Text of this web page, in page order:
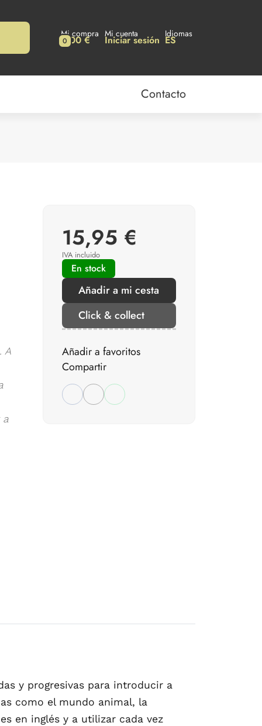
0
Mi compra
0,00 € Mi cuenta
Iniciar sesión Idiomas
ES
Contacto
A
a
15,95 €
IVA incluido
En stock
Añadir a mi cesta
Click & collect
Añadir a favoritos
Compartir
y progresivas para introducir a
como el mundo animal, la
en inglés y a utilizar cada vez